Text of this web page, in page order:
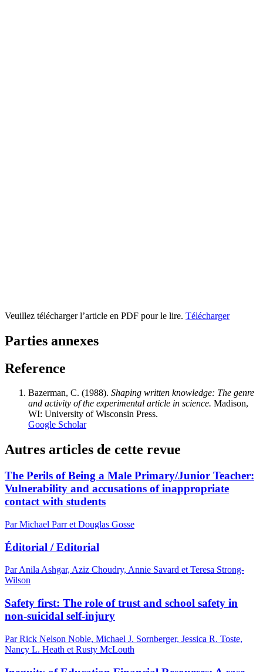
Veuillez télécharger l’article en PDF pour le lire. Télécharger
Parties annexes
Reference
Bazerman, C. (1988). Shaping written knowledge: The genre
and activity of the experimental article in science. Madison,
WI: University of Wisconsin Press.
Google Scholar
Autres articles de cette revue
The Perils of Being a Male Primary/Junior Teacher:
Vulnerability and accusations of inappropriate
contact with students
Par Michael Parr et Douglas Gosse
Éditorial / Editorial
Par Anila Ashgar, Aziz Choudry, Annie Savard et Teresa Strong-
Wilson
Safety first: The role of trust and school safety in
non-suicidal self-injury
Par Rick Nelson Noble, Michael J. Sornberger, Jessica R. Toste,
Nancy L. Heath et Rusty McLouth